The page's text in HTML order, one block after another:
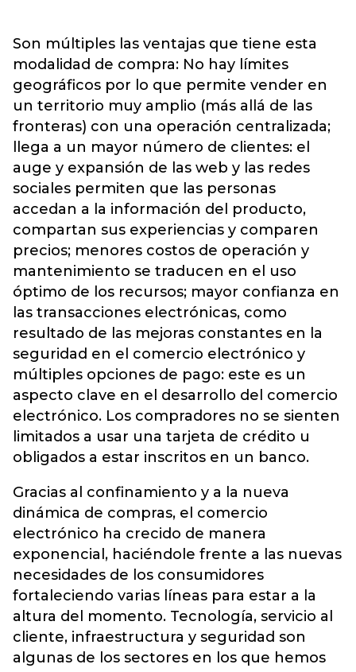
Son múltiples las ventajas que tiene esta
modalidad de compra: No hay límites
geográficos por lo que permite vender en
un territorio muy amplio (más allá de las
fronteras) con una operación centralizada;
llega a un mayor número de clientes: el
auge y expansión de las web y las redes
sociales permiten que las personas
accedan a la información del producto,
compartan sus experiencias y comparen
precios; menores costos de operación y
mantenimiento se traducen en el uso
óptimo de los recursos; mayor confianza en
las transacciones electrónicas, como
resultado de las mejoras constantes en la
seguridad en el comercio electrónico y
múltiples opciones de pago: este es un
aspecto clave en el desarrollo del comercio
electrónico. Los compradores no se sienten
limitados a usar una tarjeta de crédito u
obligados a estar inscritos en un banco.
Gracias al confinamiento y a la nueva
dinámica de compras, el comercio
electrónico ha crecido de manera
exponencial, haciéndole frente a las nuevas
necesidades de los consumidores
fortaleciendo varias líneas para estar a la
altura del momento. Tecnología, servicio al
cliente, infraestructura y seguridad son
algunas de los sectores en los que hemos